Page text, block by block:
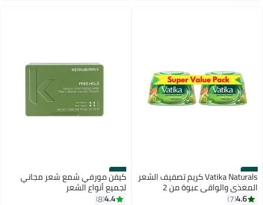
#35 Vatika Naturals كريم تصفيف الشعر
المغذي والواقى عبوة من 2
4.6
7
#36
كيفن مورفي شمع شعر مجاني
لجميع أنواع الشعر
4.4
8